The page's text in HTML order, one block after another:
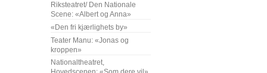
Riksteatret/ Den Nationale
Scene: «Albert og Anna»
«Den fri kjærlighets by»
Teater Manu: «Jonas og
kroppen»
Nationaltheatret,